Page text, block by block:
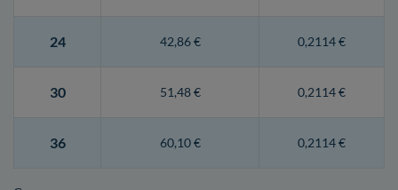
24 42,86 € 0,2114 €
30 51,48 € 0,2114 €
36 60,10 € 0,2114 €